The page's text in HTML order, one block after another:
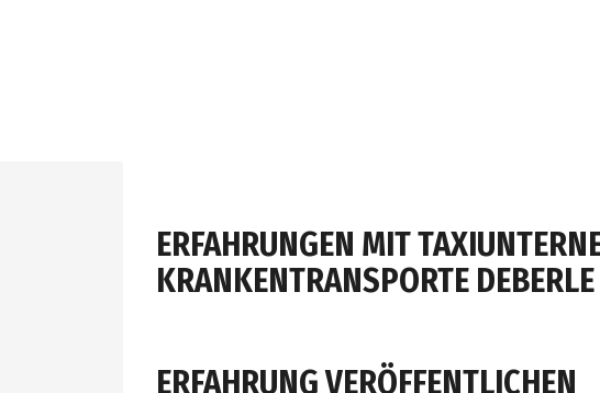
ERFAHRUNGEN MIT
KRANKENTRANSPORTE DEBERLE
ERFAHRUNG VERÖFFENTLICHEN